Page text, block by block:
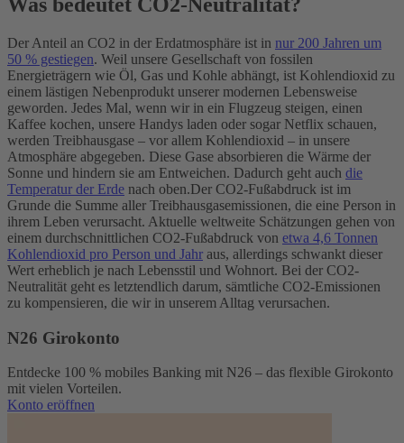
Der Anteil an CO2 in der Erdatmosphäre ist in nur 200 Jahren um
50 % gestiegen. Weil unsere Gesellschaft von fossilen
Energieträgern wie Öl, Gas und Kohle abhängt, ist Kohlendioxid zu
einem lästigen Nebenprodukt unserer modernen Lebensweise
geworden. Jedes Mal, wenn wir in ein Flugzeug steigen, einen
Kaffee kochen, unsere Handys laden oder sogar Netflix schauen,
werden Treibhausgase – vor allem Kohlendioxid – in unsere
Atmosphäre abgegeben. Diese Gase absorbieren die Wärme der
Sonne und hindern sie am Entweichen. Dadurch geht auch die
Temperatur der Erde nach oben.Der CO2-Fußabdruck ist im
Grunde die Summe aller Treibhausgasemissionen, die eine Person in
ihrem Leben verursacht. Aktuelle weltweite Schätzungen gehen von
einem durchschnittlichen CO2-Fußabdruck von etwa 4,6 Tonnen
Kohlendioxid pro Person und Jahr aus, allerdings schwankt dieser
Wert erheblich je nach Lebensstil und Wohnort. Bei der CO2-
Neutralität geht es letztendlich darum, sämtliche CO2-Emissionen
zu kompensieren, die wir in unserem Alltag verursachen.
N26 Girokonto
Entdecke 100 % mobiles Banking mit N26 – das flexible Girokonto
mit vielen Vorteilen.
Konto eröffnen